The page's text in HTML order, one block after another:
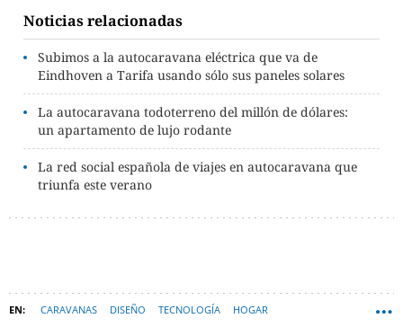
Noticias relacionadas
Subimos a la autocaravana eléctrica que va de
Eindhoven a Tarifa usando sólo sus paneles solares
La autocaravana todoterreno del millón de dólares:
un apartamento de lujo rodante
La red social española de viajes en autocaravana que
triunfa este verano
CARAVANAS DISEÑO TECNOLOGÍA HOGAR